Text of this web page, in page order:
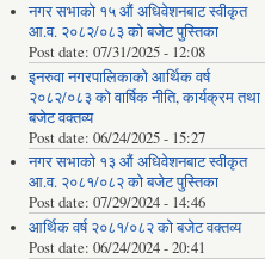
नगर सभाको १५ औं अधिवेशनबाट स्वीकृत
आ.व. २०८२/०८३ को बजेट पुस्तिका
Post date: 07/31/2025 - 12:08
इनरुवा नगरपालिकाको आर्थिक वर्ष
२०८२/०८३ को वार्षिक नीति, कार्यक्रम तथा
बजेट वक्तव्य
Post date: 06/24/2025 - 15:27
नगर सभाको १३ औं अधिवेशनबाट स्वीकृत
आ.व. २०८१/०८२ को बजेट पुस्तिका
Post date: 07/29/2024 - 14:46
आर्थिक वर्ष २०८१/०८२ को बजेट वक्तव्य
Post date: 06/24/2024 - 20:41